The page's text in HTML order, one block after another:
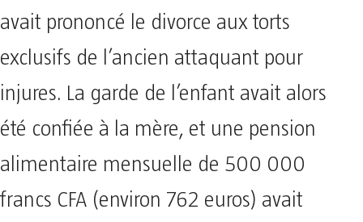
avait prononcé le divorce aux torts
exclusifs de l’ancien attaquant pour
injures. La garde de l’enfant avait alors
été confiée à la mère, et une pension
alimentaire mensuelle de 500 000
francs CFA (environ 762 euros) avait